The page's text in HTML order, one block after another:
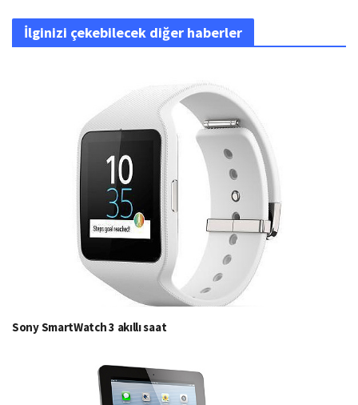
İlginizi çekebilecek diğer haberler
Sony SmartWatch 3 akıllı saat